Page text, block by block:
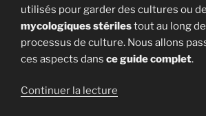
utilisés pour garder des cultures ou
mycologiques stérilestout au long
processus de culture. Nous allons
ces aspects dans ce guide complet.
Continuer la lecture